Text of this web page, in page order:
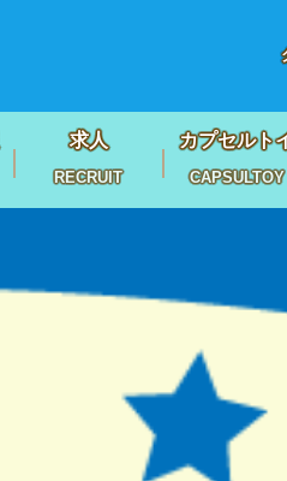
求人
RECRUIT
カプセルト
CAPSULTOY